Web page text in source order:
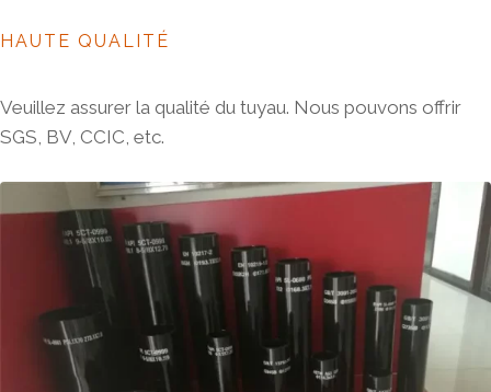
HAUTE QUALITÉ
Veuillez assurer la qualité du tuyau. Nous pouvons offrir
SGS, BV, CCIC, etc.